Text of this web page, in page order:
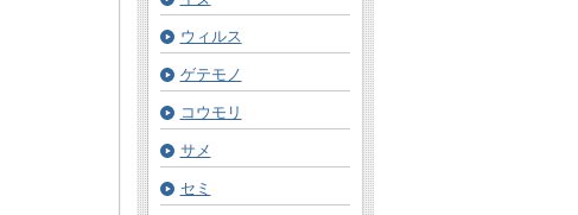
ウィルス
ゲテモノ
コウモリ
サメ
セミ